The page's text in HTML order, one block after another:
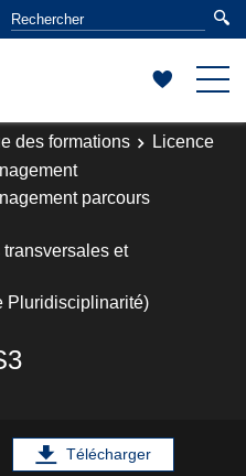
des formations
Licence
parcours
et
Pluridisciplinarité)
Télécharger